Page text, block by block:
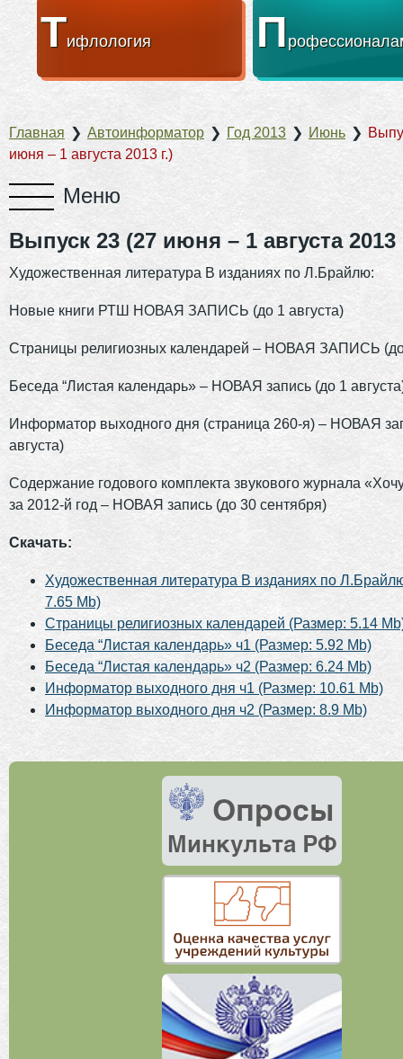
Тифлология П
Главная ❯ Автоинформатор ❯ Год 2013 ❯ Июнь ❯
июня – 1 августа 2013 г.)
Выпуск 23 (27 июня – 1 августа 2013
Художественная литература В изданиях по Л.Брайлю:
Новые книги РТШ НОВАЯ ЗАПИСЬ (до 1 августа)
Страницы религиозных календарей – НОВАЯ ЗАПИСЬ (до
Беседа “Листая календарь» – НОВАЯ запись (до 1
Информатор выходного дня (страница 260-я) – НОВАЯ
августа)
Содержание годового комплекта звукового журнала
за 2012-й год – НОВАЯ запись (до 30 сентября)
Скачать:
Художественная литература В изданиях по
7.65 Mb)
Страницы религиозных календарей (Размер: 5.14
Беседа “Листая календарь» ч1 (Размер: 5.92 Mb)
Беседа “Листая календарь» ч2 (Размер: 6.24 Mb)
Информатор выходного дня ч1 (Размер: 10.61 Mb)
Информатор выходного дня ч2 (Размер: 8.9 Mb)